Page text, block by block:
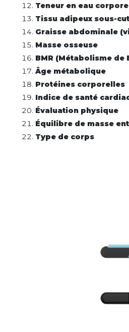
Teneur en eau
Tissu adipeux sous-
Graisse abdominale
Masse osseuse
BMR (Métabolisme de
Âge métabolique
Protéines corporelles
Indice de santé
Évaluation physique
Équilibre de masse
Type de corps